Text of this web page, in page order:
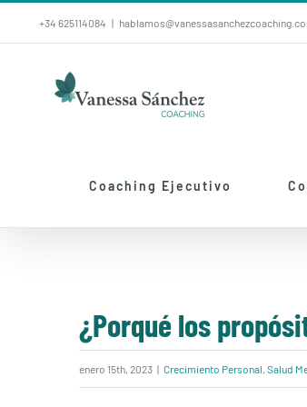
al
contenido
+34 625114084 |
Coaching Ejecutivo
¿Porqué los
enero 15th, 2023 | Crecimiento Personal, Salud